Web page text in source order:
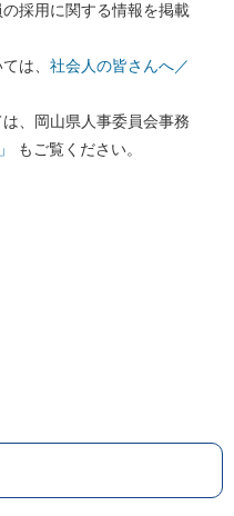
採用に関する情報を掲載
は、 社会人の皆さんへ／
、岡山県人事委員会事務
もご覧ください。